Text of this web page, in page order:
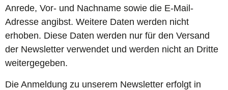
Anrede, Vor- und Nachname sowie die E-Mail-
Adresse angibst. Weitere Daten werden nicht
erhoben. Diese Daten werden nur für den Versand
der Newsletter verwendet und werden nicht an Dritte
weitergegeben.
Die Anmeldung zu unserem Newsletter erfolgt in